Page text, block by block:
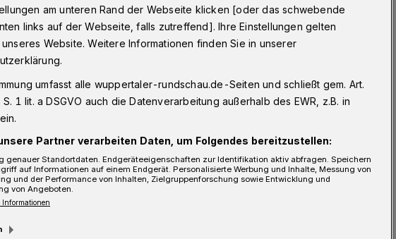
und Künstler
1/9
am unteren Rand der Webseite klicken [oder das schwebende
links auf der Webseite, falls zutreffend]. Ihre Einstellungen gelten
Website. Weitere Informationen finden Sie in unserer
umfasst alle wuppertaler-rundschau.de-Seiten und schließt gem. Art.
1 lit. a DSGVO auch die Datenverarbeitung außerhalb des EWR, z.B. in
Partner verarbeiten Daten, um Folgendes bereitzustellen:
genauer Standortdaten. Endgeräteeigenschaften zur Identifikation aktiv abfragen. Speichern
auf Informationen auf einem Endgerät. Personalisierte Werbung und Inhalte, Messung von
und der Performance von Inhalten, Zielgruppenforschung sowie Entwicklung und
von Angeboten.